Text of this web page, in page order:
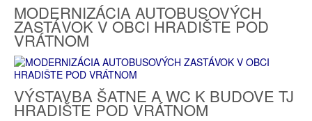
MODERNIZÁCIA AUTOBUSOVÝCH
ZASTÁVOK V OBCI HRADIŠTE POD
VRÁTNOM
VÝSTAVBA ŠATNE A WC K BUDOVE TJ
HRADIŠTE POD VRÁTNOM